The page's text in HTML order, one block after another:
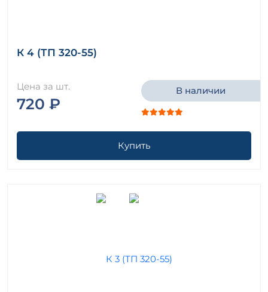
К 4 (ТП 320-55)
Цена за шт.
720 ₽
В наличии
Купить